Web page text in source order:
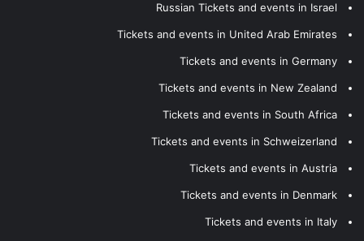
Russian Tickets and events in Israel
Tickets and events in United Arab Emirates
Tickets and events in Germany
Tickets and events in New Zealand
Tickets and events in South Africa
Tickets and events in Schweizerland
Tickets and events in Austria
Tickets and events in Denmark
Tickets and events in Italy